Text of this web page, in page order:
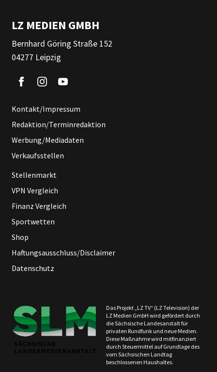
LZ MEDIEN GMBH
Bernhard Göring Straße 152
04277 Leipzig
Kontakt/Impressum
Redaktion/Terminredaktion
Werbung/Mediadaten
Verkaufsstellen
Stellenmarkt
VPN Vergleich
Finanz Vergleich
Sportwetten
Shop
Haftungsausschluss/Disclaimer
Datenschutz
Das Projekt „LZ TV“ (LZ Television) der
LZ Medien GmbH wird gefördert durch
die Sächsische Landesanstalt für
privaten Rundfunk und neue Medien.
Diese Maßnahme wird mitfinanziert
durch Steuermittel auf Grundlage des
vom Sächsischen Landtag
beschlossenen Haushaltes.